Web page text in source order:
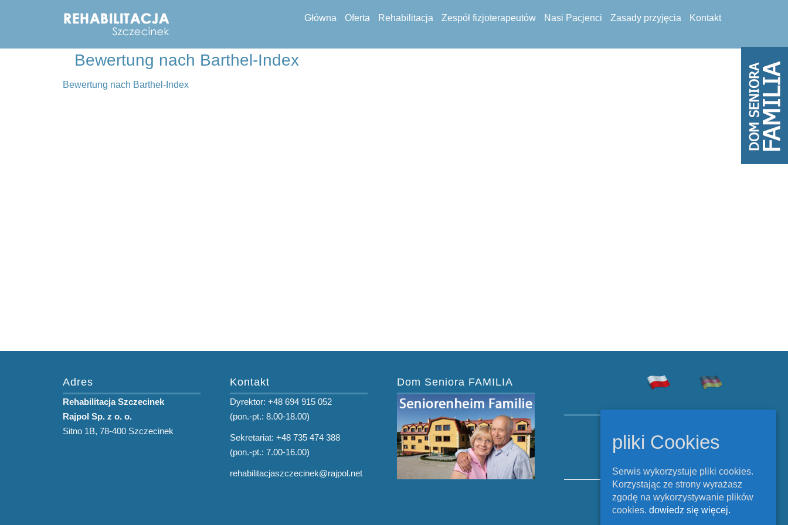
Główna Oferta Rehabilitacja Zespół fizjoterapeutów Nasi Pacjenci Zasady przyjęcia Kontakt
Bewertung nach Barthel-Index
Bewertung nach Barthel-Index
Adres
Rehabilitacja Szczecinek
Rajpol Sp. z o. o.
Sitno 1B, 78-400 Szczecinek
Kontakt
Dyrektor: +48 694 915 052
(pon.-pt.: 8.00-18.00)
Sekretariat: +48 735 474 388
(pon.-pt.: 7.00-16.00)
rehabilitacjaszczecinek@rajpol.net
Dom Seniora FAMILIA
Szczecinek 2026.
Polityka cookies
pliki Cookies
Serwis wykorzystuje pliki cookies.
Korzystając ze strony wyrażasz
zgodę na wykorzystywanie plików
cookies. dowiedz się więcej.